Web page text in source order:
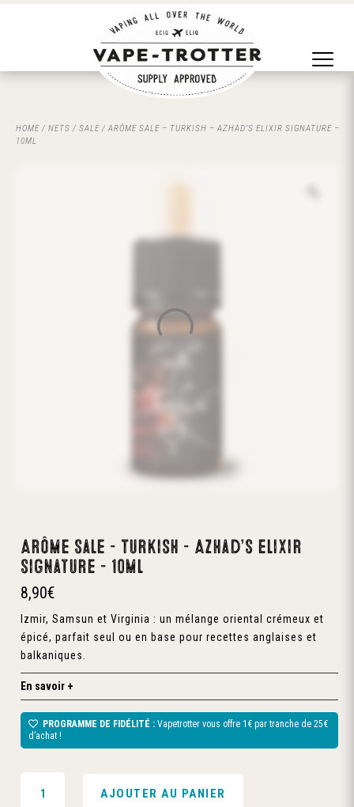
HOME / NETS / SALE / ARÔME SALE – TURKISH – AZHAD’S ELIXIR SIGNATURE –
10ML
Arôme sale – Turkish – Azhad’s elixir
signature – 10ml
8,90€
Izmir, Samsun et Virginia : un mélange oriental crémeux et
épicé, parfait seul ou en base pour recettes anglaises et
balkaniques.
En savoir +
PROGRAMME DE FIDÉLITÉ : Vapetrotter vous offre 1€ par tranche de 25€
d’achat !
AJOUTER AU PANIER